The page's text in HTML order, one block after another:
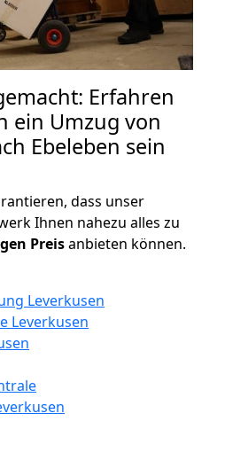
Erfahren
ein Umzug von
Ebeleben sein
dass unser
Ihnen nahezu alles zu
Preisanbieten können.
Leverkusen
Leverkusen